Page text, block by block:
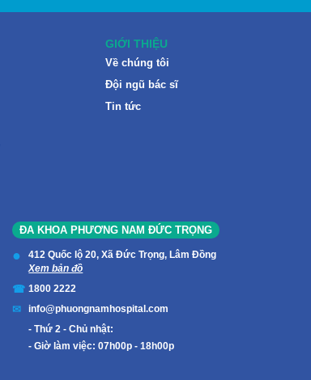
GIỚI THIỆU
Về chúng tôi
Đội ngũ bác sĩ
Tin tức
ĐA KHOA PHƯƠNG NAM ĐỨC TRỌNG
412 Quốc lộ 20, Xã Đức Trọng, Lâm Đồng
Xem bản đồ
1800 2222
info@phuongnamhospital.com
Thứ 2 - Chủ nhật:
Giờ làm việc: 07h00p - 18h00p